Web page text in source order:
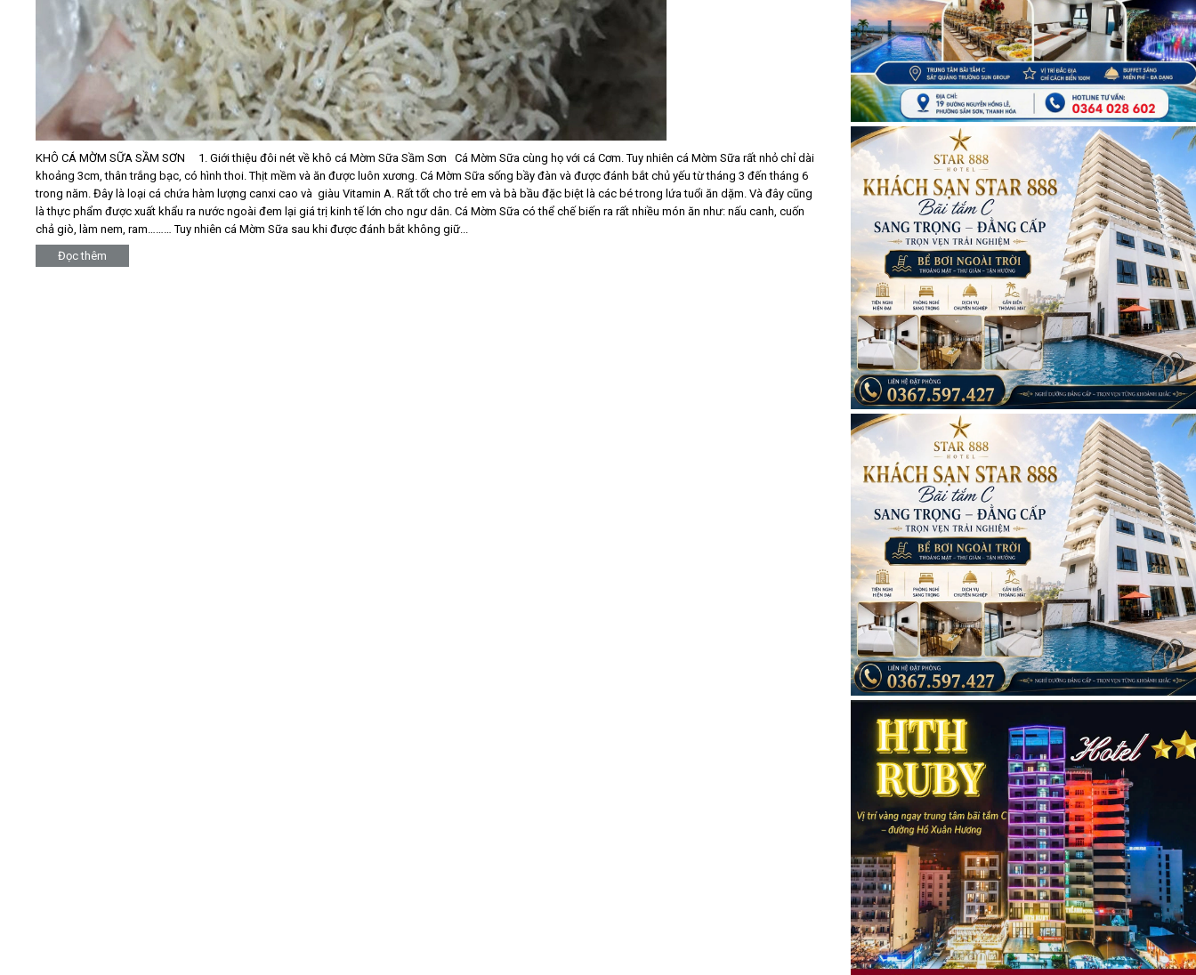
KHÔ CÁ MỜM SỮA SẦM SƠN 1. Giới thiệu đôi nét về khô cá Mờm Sữa Sầm Sơn Cá Mờm Sữa cùng họ với cá Cơm. Tuy nhiên cá Mờm Sữa rất nhỏ chỉ dài
khoảng 3cm, thân trắng bạc, có hình thoi. Thịt mềm và ăn được luôn xương. Cá Mờm Sữa sống bầy đàn và được đánh bắt chủ yếu từ tháng 3 đến tháng 6
trong năm. Đây là loại cá chứa hàm lượng canxi cao và giàu Vitamin A. Rất tốt cho trẻ em và bà bầu đặc biệt là các bé trong lứa tuổi ăn dặm. Và đây cũng
là thực phẩm được xuất khẩu ra nước ngoài đem lại giá trị kinh tế lớn cho ngư dân. Cá Mờm Sữa có thể chế biến ra rất nhiều món ăn như: nấu canh, cuốn
chả giò, làm nem, ram……… Tuy nhiên cá Mờm Sữa sau khi được đánh bắt không giữ...
Đọc thêm